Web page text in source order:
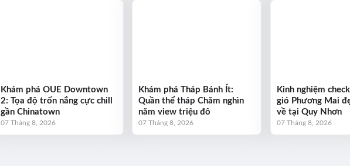
Khám phá OUE Downtown
2: Tọa độ trốn nắng cực chill
gần Chinatown
07 Tháng 8, 2026
Khám phá Tháp Bánh Ít:
Quần thể tháp Chăm nghìn
năm view triệu đô
07 Tháng 8, 2026
Kinh nghiệm
gió Phương Mai
về tại Quy Nhơn
07 Tháng 8, 2026